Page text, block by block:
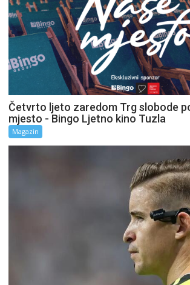
Četvrto ljeto zaredom Trg slobode
mjesto - Bingo Ljetno kino Tuzla
Magazin